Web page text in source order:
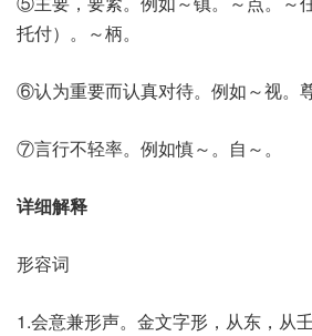
托付）。～柄。
⑥认为重要而认真对待。例如～视。
⑦言行不轻率。例如慎～。自～。
详细解释
形容词
1.会意兼形声。金文字形，从东，从